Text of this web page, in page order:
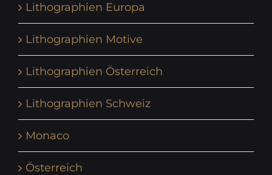
Lithographien Europa
Lithographien Motive
Lithographien Österreich
Lithographien Schweiz
Monaco
Österreich